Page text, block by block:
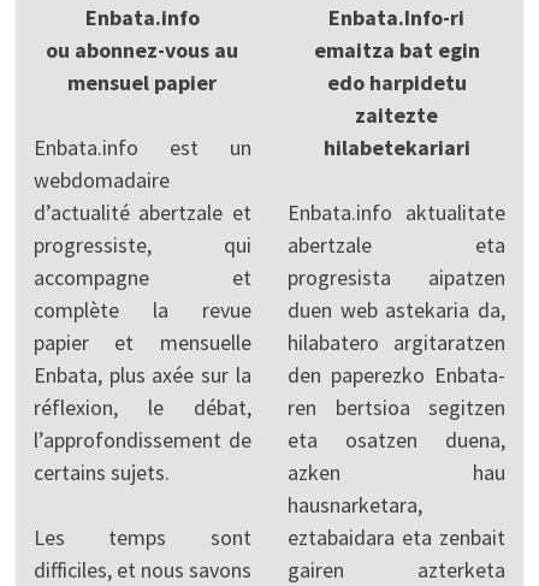
Enbata.info
ou abonnez-vous au
mensuel papier
Enbata.info est un
webdomadaire
d’actualité abertzale et
progressiste, qui
accompagne et
complète la revue
papier et mensuelle
Enbata, plus axée sur la
réflexion, le débat,
l’approfondissement de
certains sujets.
Les temps sont
difficiles, et nous savons
Enbata.Info-ri
emaitza bat egin
edo harpidetu
zaitezte
hilabetekariari
Enbata.info aktualitate
abertzale eta
progresista aipatzen
duen web astekaria da,
hilabatero argitaratzen
den paperezko Enbata-
ren bertsioa segitzen
eta osatzen duena,
azken hau
hausnarketara,
eztabaidara eta zenbait
gairen azterketa